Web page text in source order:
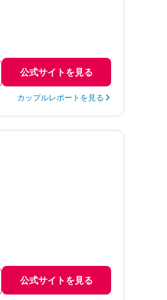
公式サイトを見る
カップルレポートを見る
公式サイトを見る